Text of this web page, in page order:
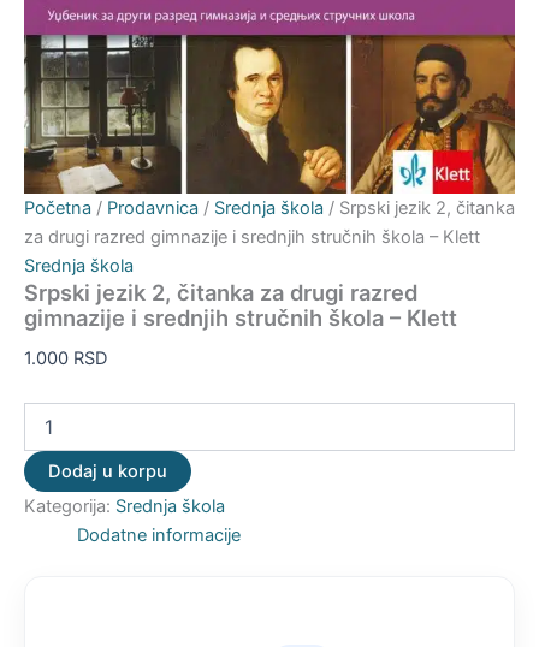
Početna / Prodavnica / Srednja škola / Srpski jezik 2, čitanka
za drugi razred gimnazije i srednjih stručnih škola – Klett
Srednja škola
Srpski jezik 2, čitanka za drugi razred
gimnazije i srednjih stručnih škola – Klett
1.000 RSD
Dodaj u korpu
Kategorija: Srednja škola
Dodatne informacije